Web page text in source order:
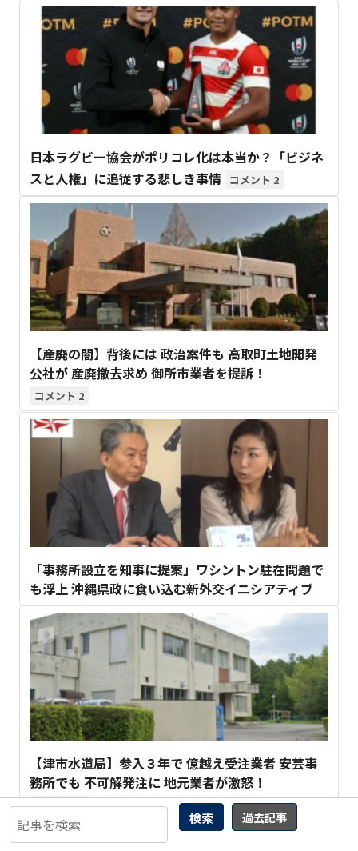
検索 過去記事
日本ラグビー協会がポリコレ化は本当か？「ビジネ
スと人権」に追従する悲しき事情
2
【産廃の闇】背後には 政治案件も 高取町土地開発
公社が 産廃撤去求め 御所市業者を提訴！
2
「事務所設立を知事に提案」ワシントン駐在問題で
も浮上 沖縄県政に食い込む新外交イニシアティブ
【津市水道局】参入３年で 億越え受注業者 安芸事
務所でも 不可解発注に 地元業者が激怒！
7